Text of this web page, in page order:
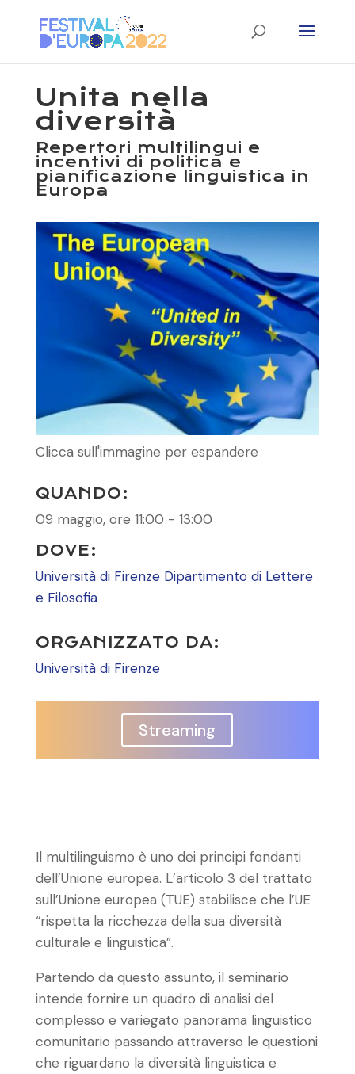
Unita nella
diversità
Repertori multilingui e
incentivi di politica e
pianificazione linguistica in
Europa
Clicca sull'immagine per espandere
QUANDO:
09 maggio, ore 11:00 - 13:00
DOVE:
Università di Firenze Dipartimento di Lettere
e Filosofia
ORGANIZZATO DA:
Università di Firenze
Streaming
Il multilinguismo è uno dei principi fondanti
dell’Unione europea. L’articolo 3 del trattato
sull’Unione europea (TUE) stabilisce che l’UE
“rispetta la ricchezza della sua diversità
culturale e linguistica”.
Partendo da questo assunto, il seminario
intende fornire un quadro di analisi del
complesso e variegato panorama linguistico
comunitario passando attraverso le questioni
che riguardano la diversità linguistica e